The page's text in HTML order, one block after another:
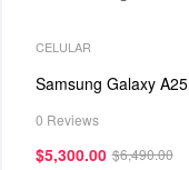
CELULAR
Samsung Galaxy A25
0 Reviews
$6,490.00
$5,300.00